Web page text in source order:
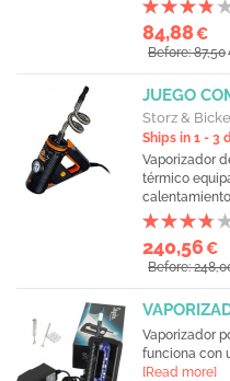
84,88€
Before: 87,50
JUEGO
Storz &
Ships in 1 - 3
Vaporizador
térmico
240,56€
Before:
Vaporizador
funciona con
[Read more]